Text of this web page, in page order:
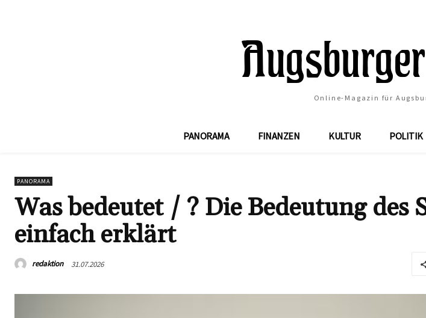
Online-Magazin für
PANORAMA FINANZEN KULTUR POLITIK
PANORAMA
Was bedeutet / ? Die Bedeutung des
einfach erklärt
redaktion 31.07.2026